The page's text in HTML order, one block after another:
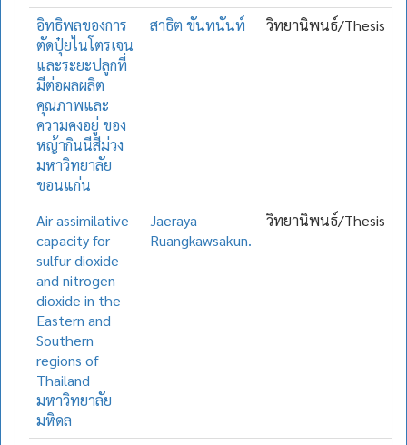
อิทธิพลของการ
ตัดปุ๋ยไนโตรเจน
และระยะปลูกที่
มีต่อผลผลิต
คุณภาพและ
ความคงอยู่ ของ
หญ้ากินนีสีม่วง
มหาวิทยาลัย
ขอนแก่น
สาธิต ขันทนันท์ วิทยานิพนธ์/Thesis
Air assimilative
capacity for
sulfur dioxide
and nitrogen
dioxide in the
Eastern and
Southern
regions of
Thailand
มหาวิทยาลัย
มหิดล
Jaeraya
Ruangkawsakun.
วิทยานิพนธ์/Thesis